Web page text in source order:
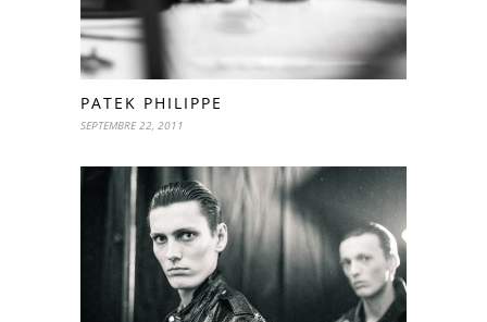
PATEK PHILIPPE
SEPTEMBRE 22, 2011